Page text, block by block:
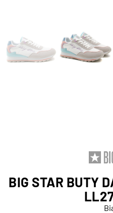
BIG STAR BUTY